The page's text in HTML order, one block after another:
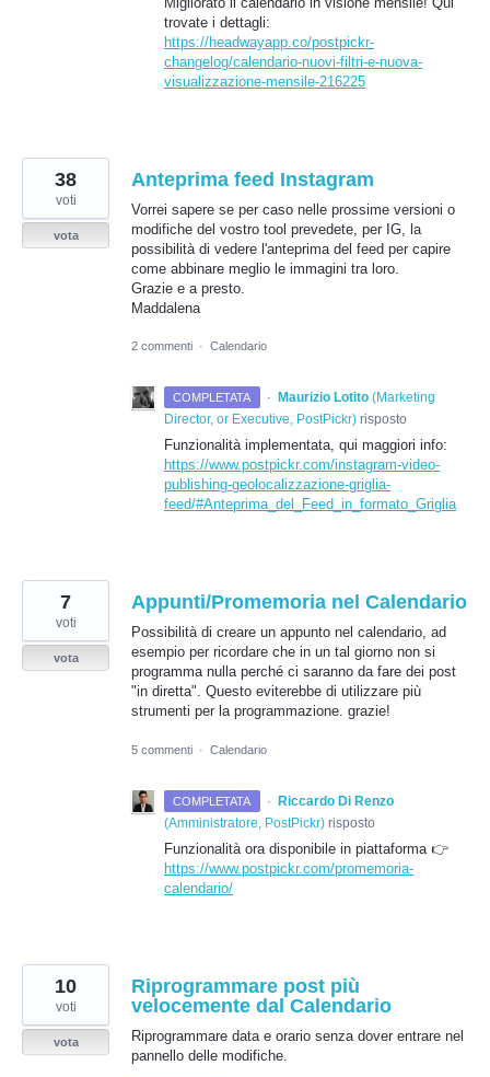
trovate i dettagli:
https://headwayapp.co/postpickr-
changelog/calendario-nuovi-filtri-e-nuova-
visualizzazione-mensile-216225
Anteprima feed Instagram
Vorrei sapere se per caso nelle prossime versioni o
modifiche del vostro tool prevedete, per IG, la
possibilità di vedere l'anteprima del feed per capire
come abbinare meglio le immagini tra loro.
Grazie e a presto.
Maddalena
38
voti
vota
2 commenti · Calendario
COMPLETATA · Maurizio Lotito (Marketing
Director, or Executive, PostPickr) risposto
Funzionalità implementata, qui maggiori info:
https://www.postpickr.com/instagram-video-
publishing-geolocalizzazione-griglia-
feed/#Anteprima_del_Feed_in_formato_Griglia
Appunti/Promemoria nel Calendario
Possibilità di creare un appunto nel calendario, ad
esempio per ricordare che in un tal giorno non si
programma nulla perché ci saranno da fare dei post
"in diretta". Questo eviterebbe di utilizzare più
strumenti per la programmazione. grazie!
7
voti
vota
5 commenti · Calendario
COMPLETATA · Riccardo Di Renzo
(Amministratore, PostPickr) risposto
Funzionalità ora disponibile in piattaforma 👉
https://www.postpickr.com/promemoria-
calendario/
Riprogrammare post più
velocemente dal Calendario
Riprogrammare data e orario senza dover entrare nel
pannello delle modifiche.
10
voti
vota